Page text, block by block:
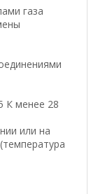
газа
К менее 28
или на